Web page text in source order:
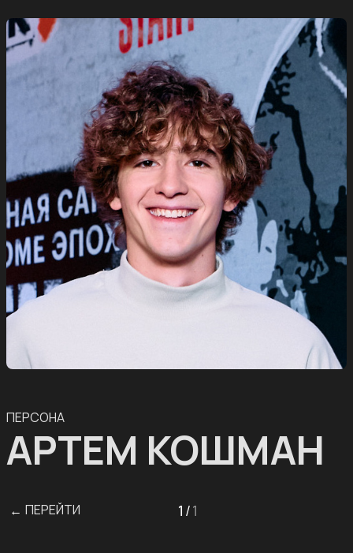
ПЕРСОНА
АРТЕМ КОШМАН
← ПЕРЕЙТИ 1 /1